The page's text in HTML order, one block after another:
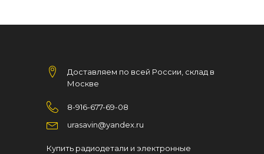
Доставляем по всей России, склад в
Москве
8-916-677-69-08
urasavin@yandex.ru
Купить радиодетали и электронные